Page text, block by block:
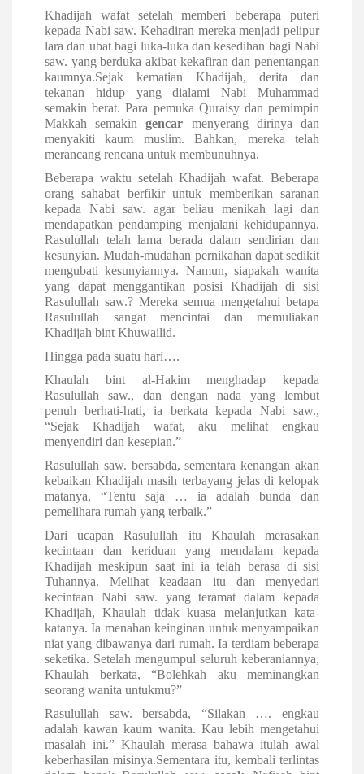
Khadijah wafat setelah memberi beberapa puteri
kepada Nabi saw. Kehadiran mereka menjadi pelipur
lara dan ubat bagi luka-luka dan kesedihan bagi Nabi
saw. yang berduka akibat kekafiran dan penentangan
kaumnya.Sejak kematian Khadijah, derita dan
tekanan hidup yang dialami Nabi Muhammad
semakin berat. Para pemuka Quraisy dan pemimpin
Makkah semakingencar menyerang dirinya dan
menyakiti kaum muslim. Bahkan, mereka telah
merancang rencana untuk membunuhnya.
Beberapa waktu setelah Khadijah wafat. Beberapa
orang sahabat berfikir untuk memberikan saranan
kepada Nabi saw. agar beliau menikah lagi dan
mendapatkan pendamping menjalani kehidupannya.
Rasulullah telah lama berada dalam sendirian dan
kesunyian. Mudah-mudahan pernikahan dapat sedikit
mengubati kesunyiannya. Namun, siapakah wanita
yang dapat menggantikan posisi Khadijah di sisi
Rasulullah saw.? Mereka semua mengetahui betapa
Rasulullah sangat mencintai dan memuliakan
Khadijah bint Khuwailid.
Hingga pada suatu hari….
Khaulah bint al-Hakim menghadap kepada
Rasulullah saw., dan dengan nada yang lembut
penuh berhati-hati, ia berkata kepada Nabi saw.,
“Sejak Khadijah wafat, aku melihat engkau
menyendiri dan kesepian.”
Rasulullah saw. bersabda, sementara kenangan akan
kebaikan Khadijah masih terbayang jelas di kelopak
matanya, “Tentu saja … ia adalah bunda dan
pemelihara rumah yang terbaik.”
Dari ucapan Rasulullah itu Khaulah merasakan
kecintaan dan keriduan yang mendalam kepada
Khadijah meskipun saat ini ia telah berasa di sisi
Tuhannya. Melihat keadaan itu dan menyedari
kecintaan Nabi saw. yang teramat dalam kepada
Khadijah, Khaulah tidak kuasa melanjutkan kata-
katanya. Ia menahan keinginan untuk menyampaikan
niat yang dibawanya dari rumah. Ia terdiam beberapa
seketika. Setelah mengumpul seluruh keberaniannya,
Khaulah berkata, “Bolehkah aku meminangkan
seorang wanita untukmu?”
Rasulullah saw. bersabda, “Silakan …. engkau
adalah kawan kaum wanita. Kau lebih mengetahui
masalah ini.” Khaulah merasa bahawa itulah awal
keberhasilan misinya.Sementara itu, kembali terlintas